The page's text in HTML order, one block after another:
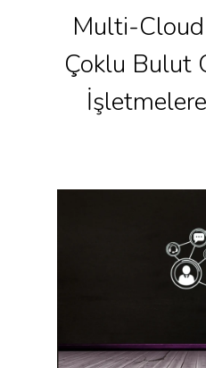
Multi-
Çoklu Bulut